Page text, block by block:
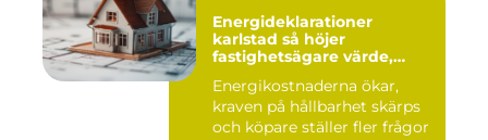
Energideklarationer
karlstad så höjer
fastighetsägare värde,
Energikostnaderna ökar,
kraven på hållbarhet skärps
och köpare ställer fler frågor